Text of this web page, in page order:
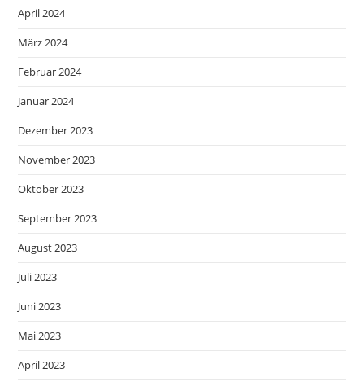
April 2024
März 2024
Februar 2024
Januar 2024
Dezember 2023
November 2023
Oktober 2023
September 2023
August 2023
Juli 2023
Juni 2023
Mai 2023
April 2023